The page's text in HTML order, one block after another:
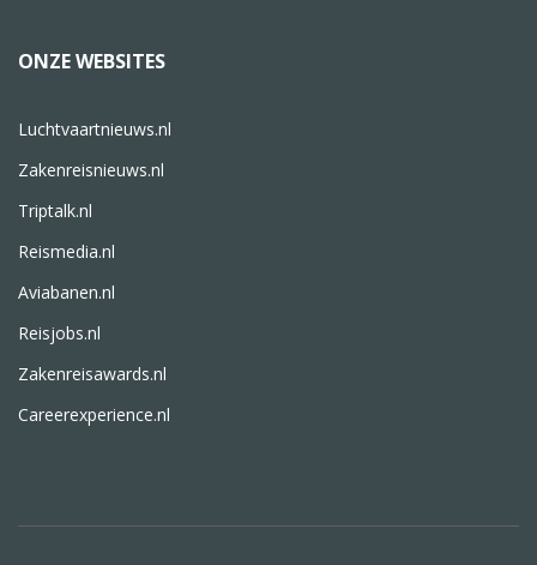
ONZE WEBSITES
Luchtvaartnieuws.nl
Zakenreisnieuws.nl
Triptalk.nl
Reismedia.nl
Aviabanen.nl
Reisjobs.nl
Zakenreisawards.nl
Careerexperience.nl